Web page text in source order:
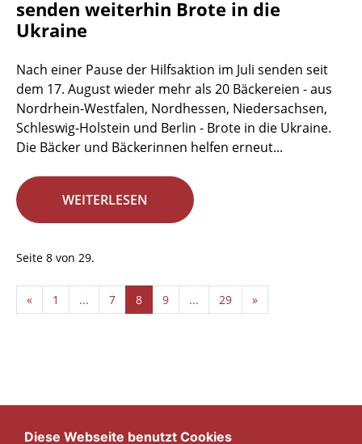
senden weiterhin Brote in die
Ukraine
Nach einer Pause der Hilfsaktion im Juli senden seit
dem 17. August wieder mehr als 20 Bäckereien - aus
Nordrhein-Westfalen, Nordhessen, Niedersachsen,
Schleswig-Holstein und Berlin - Brote in die Ukraine.
Die Bäcker und Bäckerinnen helfen erneut...
WEITERLESEN
Seite 8 von 29.
« 1 ... 7 8 9 ... 29 »
Diese Webseite benutzt Cookies